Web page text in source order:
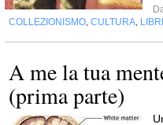
COLLEZIONISMO CULTURA LIBRI
A me la tua
(prima parte)